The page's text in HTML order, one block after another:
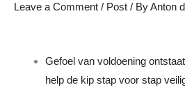
Leave a Comment / Post / ByAnton
Gefoel van voldoening
help de kip stap voor stap